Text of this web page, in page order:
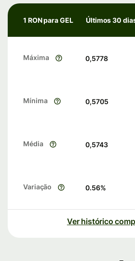
1 RON para GEL Últimos 30
Máxima 0,5778
Mínima 0,5705
Média 0,5743
Variação 0.56%
Ver histórico